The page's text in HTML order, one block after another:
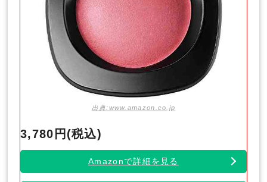
出典:www.amazon.co.jp
3,780円(税込)
Amazonで詳細を見る